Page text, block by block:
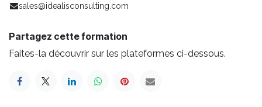
sales@idealisconsulting.com
Partagez cette formation
Faites-la découvrir sur les plateformes ci-dessous.